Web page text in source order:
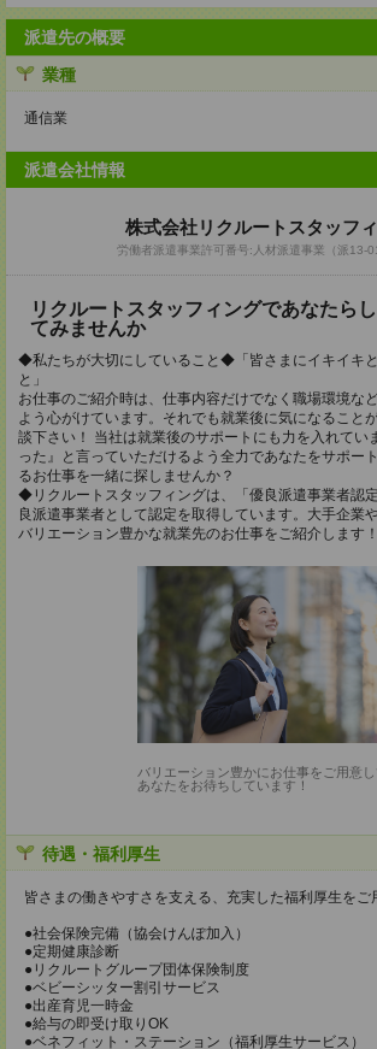
派遣先の概要
業種
通信業
派遣会社情報
株式会社リクルートスタッフ
労働者派遣事業許可番号:人材派遣事業（派13-
リクルートスタッフィングであなたら
てみませんか
◆私たちが大切にしていること◆「皆さまにイキイキ
と」
お仕事のご紹介時は、仕事内容だけでなく職場環境な
よう心がけています。それでも就業後に気になること
談下さい！ 当社は就業後のサポートにも力を入れてい
った』と言っていただけるよう全力であなたをサポー
るお仕事を一緒に探しませんか？
◆リクルートスタッフィングは、「優良派遣事業者認
良派遣事業者として認定を取得しています。大手企業
バリエーション豊かな就業先のお仕事をご紹介します！
バリエーション豊かにお仕事をご用意し
あなたをお待ちしています！
待遇・福利厚生
皆さまの働きやすさを支える、充実した福利厚生をご
●社会保険完備（協会けんぽ加入）
●定期健康診断
●リクルートグループ団体保険制度
●ベビーシッター割引サービス
●出産育児一時金
●給与の即受け取りOK
●ベネフィット・ステーション（福利厚生サービス）